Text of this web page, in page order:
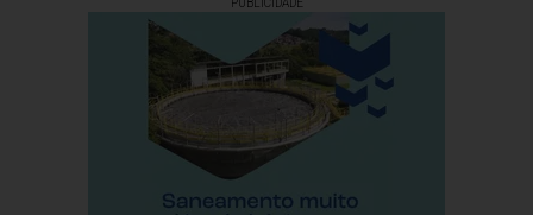
PUBLICIDADE